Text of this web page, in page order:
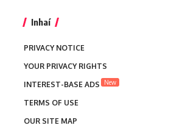
Inhaí
PRIVACY NOTICE
YOUR PRIVACY RIGHTS
INTEREST-BASE ADS
New
TERMS OF USE
OUR SITE MAP